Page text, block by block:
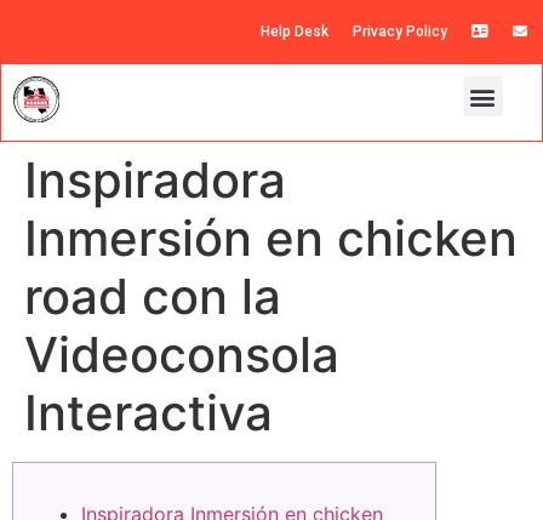
Help Desk Privacy Policy
Inspiradora
Inmersión en chicken
road con la
Videoconsola
Interactiva
Inspiradora Inmersión en chicken